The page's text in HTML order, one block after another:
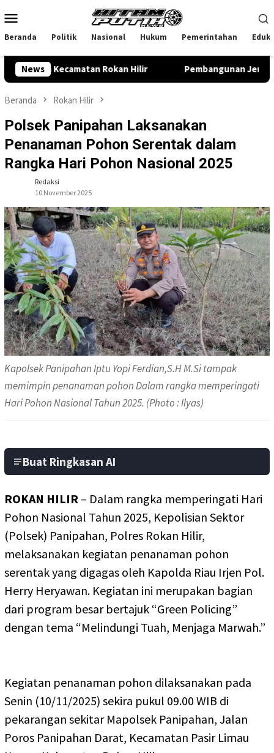
ke
Mobile
Beranda Politik Nasional Hukum Pemerintahan
News
Kecamatan Rokan Hilir Pembangunan Jembatan
Beranda Rokan Hilir
Polsek Panipahan Laksanakan
Penanaman Pohon Serentak dalam
Rangka Hari Pohon Nasional 2025
Redaksi
10 November 2025
Kapolsek Panipahan Iptu Yopi Ferdian,S.H M.Si tampak
memimpin penanaman pohon Dalam rangka memperingati
Hari Pohon Nasional Tahun 2025. (Photo : Ilyas)
Buat Ringkasan AI
ROKAN HILIR – Dalam rangka memperingati Hari
Pohon Nasional Tahun 2025, Kepolisian Sektor
(Polsek) Panipahan, Polres Rokan Hilir,
melaksanakan kegiatan penanaman pohon
serentak yang digagas oleh Kapolda Riau Irjen Pol.
Herry Heryawan. Kegiatan ini merupakan bagian
dari program besar bertajuk “Green Policing”
dengan tema “Melindungi Tuah, Menjaga Marwah.”
Kegiatan penanaman pohon dilaksanakan pada
Senin (10/11/2025) sekira pukul 09.00 WIB di
pekarangan sekitar Mapolsek Panipahan, Jalan
Poros Panipahan Darat, Kecamatan Pasir Limau